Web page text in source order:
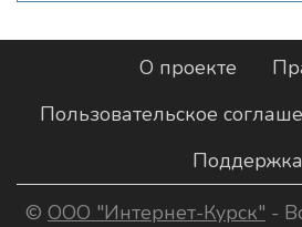
О проекте
Пользовательское
Поддержка
© ООО "Интернет-Курск" -